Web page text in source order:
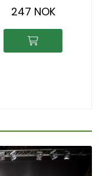
247 NOK